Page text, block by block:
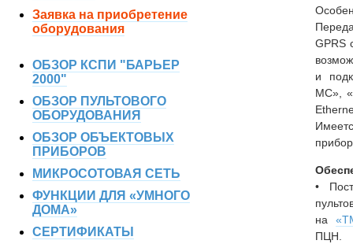
Заявка на приобретение
оборудования
ОБЗОР КСПИ "БАРЬЕР
2000"
ОБЗОР ПУЛЬТОВОГО
ОБОРУДОВАНИЯ
ОБЗОР ОБЪЕКТОВЫХ
ПРИБОРОВ
МИКРОСОТОВАЯ СЕТЬ
ФУНКЦИИ ДЛЯ «УМНОГО
ДОМА»
СЕРТИФИКАТЫ
и
МС»,
•
на
ПЦН.